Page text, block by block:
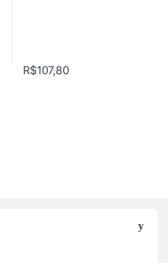
R$107,80